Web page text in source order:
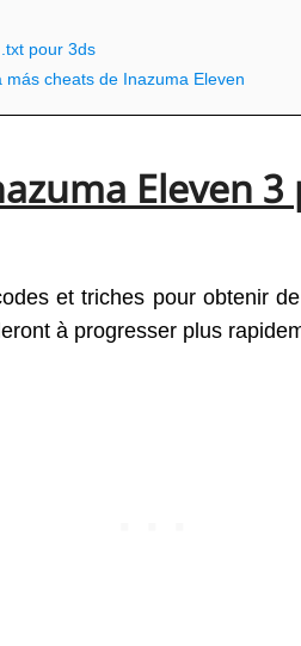
pour 3ds
más cheats de Inazuma Eleven
Eleven
et triches pour obtenir
à progresser plus